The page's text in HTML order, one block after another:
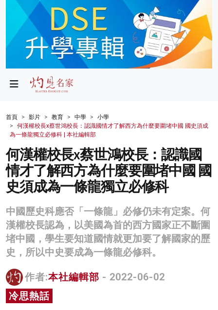
政局
財經
生活
健康
商業
科技
影片
名家榜
灼見活動
關於我們
首頁 影片 教育 中學
小學
何漢權校長x蔡世鴻校長：認識國情才了解西方為什麼要圍堵中國 國史須成
為一條龍獨立必修科 | 本社編輯部
何漢權校長x蔡世鴻校長：認識國
情才了解西方為什麼要圍堵中國 國
史須成為一條龍獨立必修科
中國歷史科應否「一條龍」必修仍未有定案。何
漢權校長認為，以美國為首的西方國家正不斷圍
堵中國，學生要知道國情就更加要了解國家的歷
史，所以中史要成為一條龍必修科。
作者:本社編輯部 - 2022-06-02
冷思熱話